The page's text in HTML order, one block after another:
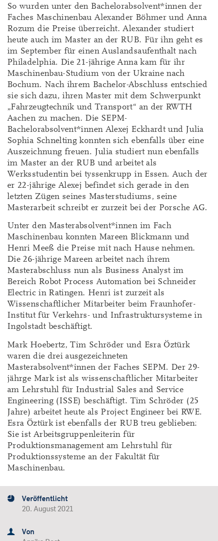
So wurden unter den Bachelorabsolvent*innen der
Faches Maschinenbau Alexander Böhmer und Anna
Rozum die Preise überreicht. Alexander studiert
heute auch im Master an der RUB. Für ihn geht es
im September für einen Auslandsaufenthalt nach
Philadelphia. Die 21-jährige Anna kam für ihr
Maschinenbau-Studium von der Ukraine nach
Bochum. Nach ihrem Bachelor-Abschluss entschied
sie sich dazu, ihren Master mit dem Schwerpunkt
„Fahrzeugtechnik und Transport“ an der RWTH
Aachen zu machen. Die SEPM-
Bachelorabsolvent*innen Alexej Eckhardt und Julia
Sophia Schnelting konnten sich ebenfalls über eine
Auszeichnung freuen. Julia studiert nun ebenfalls
im Master an der RUB und arbeitet als
Werksstudentin bei tyssenkrupp in Essen. Auch der
er 22-jährige Alexej befindet sich gerade in den
letzten Zügen seines Masterstudiums, seine
Masterarbeit schreibt er zurzeit bei der Porsche AG.
Unter den Masterabsolvent*innen im Fach
Maschinenbau konnten Mareen Blickmann und
Henri Meeß die Preise mit nach Hause nehmen.
Die 26-jährige Mareen arbeitet nach ihrem
Masterabschluss nun als Business Analyst im
Bereich Robot Process Automation bei Schneider
Electric in Ratingen. Henri ist zurzeit als
Wissenschaftlicher Mitarbeiter beim Fraunhofer-
Institut für Verkehrs- und Infrastruktursysteme in
Ingolstadt beschäftigt.
Mark Hoebertz, Tim Schröder und Esra Öztürk
waren die drei ausgezeichneten
Masterabsolvent*innen der Faches SEPM. Der 29-
jährge Mark ist als wissenschaftlicher Mitarbeiter
am Lehrstuhl für Industrial Sales and Service
Engineering (ISSE) beschäftigt. Tim Schröder (25
Jahre) arbeitet heute als Project Engineer bei RWE.
Esra Öztürk ist ebenfalls der RUB treu geblieben:
Sie ist Arbeitsgruppenleiterin für
Produktionsmanagement am Lehrstuhl für
Produktionssysteme an der Fakultät für
Maschinenbau.
Veröffentlicht
20. August 2021
Von